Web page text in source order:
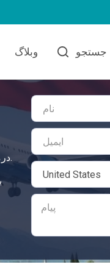
وبلاگ جستجو
درمان ویروس انکولیتیک در ترکیه با ارائه بهترین استانداردهای مراقبت، یک راه‌حل جامع و ایمن برای نیازهای سلامتی شما فراهم می‌کند.